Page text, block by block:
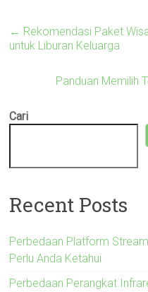
← Rekomendasi Paket
untuk Liburan Keluarga
Panduan Memilih
Cari
Recent Posts
Perbedaan Platform
Perlu Anda Ketahui
Perbedaan Perangkat